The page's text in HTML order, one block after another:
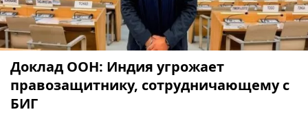
Доклад ООН: Индия угрожает
правозащитнику, сотрудничающему с
БИГ